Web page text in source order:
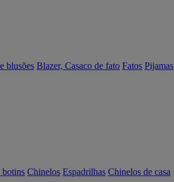
blusões Blazer, Casaco de fato Fatos Pijamas
botins Chinelos Espadrilhas Chinelos de casa